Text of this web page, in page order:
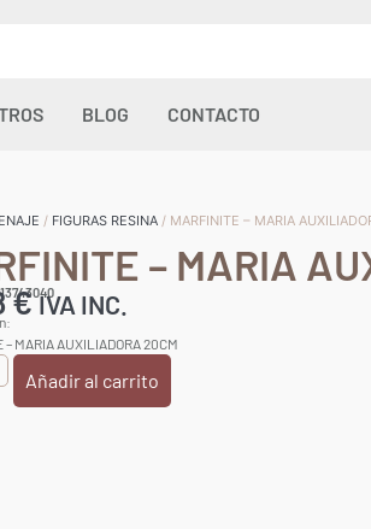
BLOG CONTACTO
/ FIGURAS RESINA / MARFINITE – MARIA
– MARIA
€IVA INC.
– MARIA AUXILIADORA 20CM
Añadir al carrito